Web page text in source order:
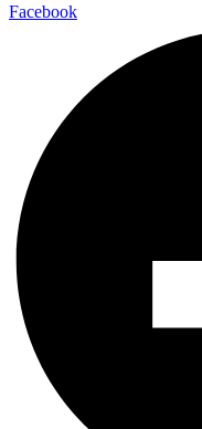
Facebook